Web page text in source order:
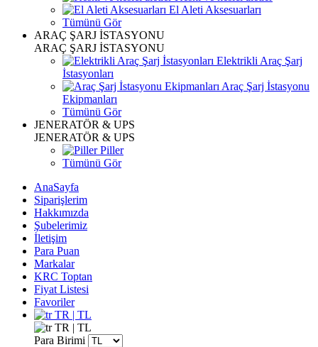
El Aleti Aksesuarları
Tümünü Gör
ARAÇ ŞARJ İSTASYONU
ARAÇ ŞARJ İSTASYONU
Elektrikli Araç Şarj
İstasyonları
Araç Şarj İstasyonu
Ekipmanları
Tümünü Gör
JENERATÖR & UPS
JENERATÖR & UPS
Piller
Tümünü Gör
AnaSayfa
Siparişlerim
Hakkımızda
Şubelerimiz
İletişim
Para Puan
Markalar
KRC Toptan
Fiyat Listesi
Favoriler
TR | TL
TR | TL
Para Birimi